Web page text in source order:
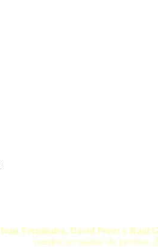
Iván Fernández, David Pérez y Raúl
pueden ser usadas sin permiso.